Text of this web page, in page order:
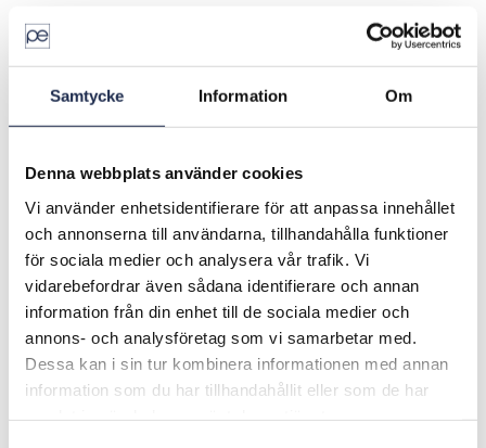
Samtycke Information Om
Denna webbplats använder cookies
Vi använder enhetsidentifierare för att anpassa innehållet
och annonserna till användarna, tillhandahålla funktioner
för sociala medier och analysera vår trafik. Vi
vidarebefordrar även sådana identifierare och annan
information från din enhet till de sociala medier och
annons- och analysföretag som vi samarbetar med.
Dessa kan i sin tur kombinera informationen med annan
information som du har tillhandahållit eller som de har
2021-11-16
Första spadtaget för Brf
Geologen, Kalmar
Idag strax innan lunch var det dags för ett första
spadtag för Brf Geologen i den nya stadsdelen
Linnéstaden i Kalmar. Det blir 44 moderna och
smart planerade lägenheter om 2 till 4 rum och
kök, vilka ska vara färdigställda 2023. Anna
Norregårdh, P&E Fastigheter, är projektledare och
hon inledde med några ord innan spadtaget. Karl-
Johan Grem och Johan Nielsen, också från P&E
Fastigheter, berättade lite om om Brf Geologen
och vad som mer är på gång i Linnéstaden.